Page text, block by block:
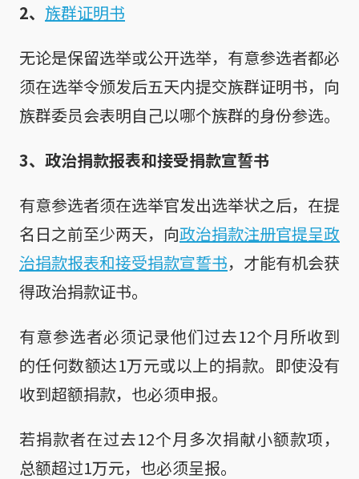
2、 族群证明书
无论是保留选举或公开选举，有意参选者都必
须在选举令颁发后五天内提交族群证明书，向
族群委员会表明自己以哪个族群的身份参选。
3、政治捐款报表和接受捐款宣誓书
有意参选者须在选举官发出选举状之后，在提
名日之前至少两天，向政治捐款注册官提呈政
治捐款报表和接受捐款宣誓书，才能有机会获
得政治捐款证书。
有意参选者必须记录他们过去12个月所收到
的任何数额达1万元或以上的捐款。即使没有
收到超额捐款，也必须申报。
若捐款者在过去12个月多次捐献小额款项，
总额超过1万元，也必须呈报。